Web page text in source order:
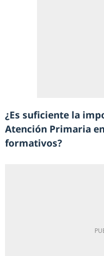
¿Es suficiente la
Atención Primaria
formativos?